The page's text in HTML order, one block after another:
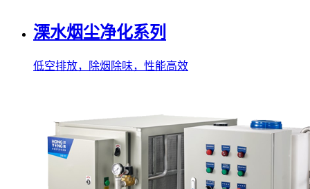
溧水烟尘净化系列
低空排放，除烟除味，性能高效